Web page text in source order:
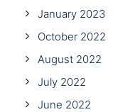
January 2023
October 2022
August 2022
July 2022
June 2022